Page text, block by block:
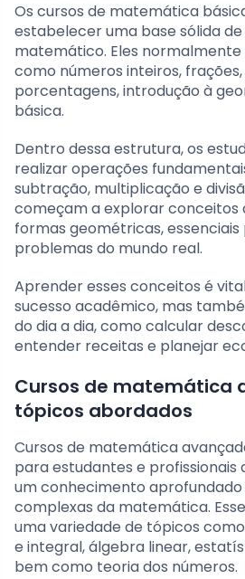
Os cursos de matemática
estabelecer uma base sólida
matemático. Eles
como números inteiros,
porcentagens, introdução à
básica.
Dentro dessa estrutura, os
realizar operações
subtração, multiplicação e
começam a explorar conceitos
formas geométricas,
problemas do mundo real.
Aprender esses conceitos é
sucesso acadêmico, mas
do dia a dia, como calcular
entender receitas e planejar
Cursos de matemática
tópicos abordados
Cursos de matemática
para estudantes e profissionais
um conhecimento
complexas da matemática.
uma variedade de tópicos
e integral, álgebra linear,
bem como teoria dos números.